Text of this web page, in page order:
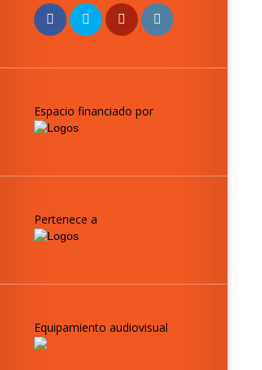
Espacio financiado por
Pertenece a
Equipamiento audiovisual